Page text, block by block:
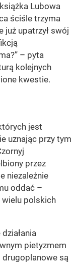
Lubowa
ściśle trzyma
już upatrzył swój
– pyta
kolejnych
kwestie.
jest
uznając przy tym
przez
niezależnie
oddać –
polskich
pietyzmem
są